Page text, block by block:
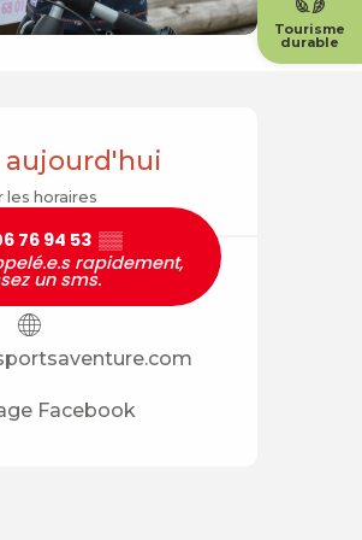
Tourisme
durable
et
aujourd'hui
les horaires
76 94 53 ▒▒
rapidement,
un sms.
Facebook